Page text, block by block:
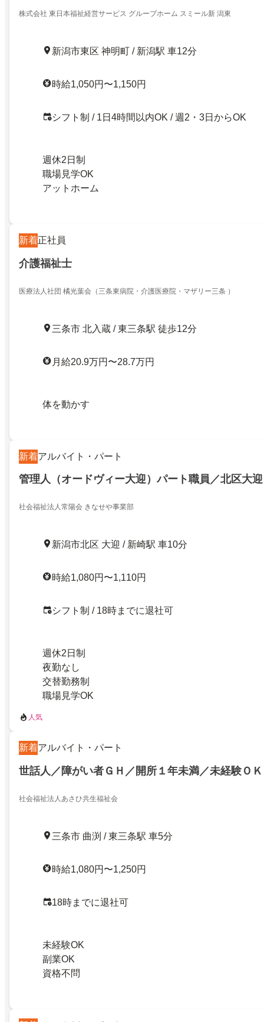
株式会社 東日本福祉経営サービス グループホーム スミール新 潟東
新潟市東区 神明町 / 新潟駅 車12分
時給1,050円〜1,150円
シフト制 / 1日4時間以内OK / 週2・3日からOK
週休2日制
職場見学OK
アットホーム
新着正社員
介護福祉士
医療法人社団 橘光葉会（三条東病院・介護医療院・マザリー三条 ）
三条市 北入蔵 / 東三条駅 徒歩12分
月給20.9万円〜28.7万円
体を動かす
新着アルバイト・パート
管理人（オードヴィー大迎）パート職員／北区大迎
社会福祉法人常陽会 きなせや事業部
新潟市北区 大迎 / 新崎駅 車10分
時給1,080円〜1,110円
シフト制 / 18時までに退社可
週休2日制
夜勤なし
交替勤務制
職場見学OK
人気
新着アルバイト・パート
世話人／障がい者ＧＨ／開所１年未満／未経験ＯＫ
社会福祉法人あさひ共生福祉会
三条市 曲渕 / 東三条駅 車5分
時給1,080円〜1,250円
18時までに退社可
未経験OK
副業OK
資格不問